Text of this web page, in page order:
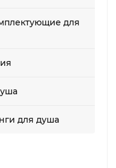
для
для душа